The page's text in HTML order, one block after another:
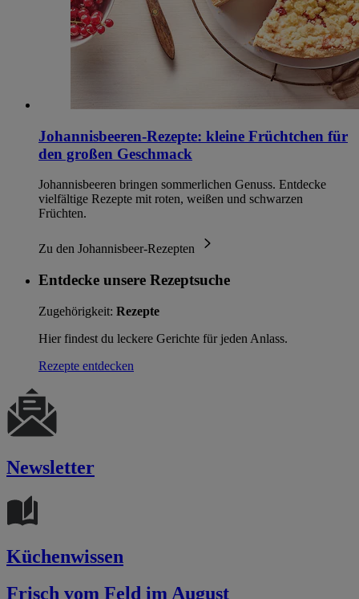
Johannisbeeren-Rezepte: kleine Früchtchen für
den großen Geschmack
Johannisbeeren bringen sommerlichen Genuss. Entdecke
vielfältige Rezepte mit roten, weißen und schwarzen
Früchten.
Zu den Johannisbeer-Rezepten
Entdecke unsere Rezeptsuche
Zugehörigkeit: Rezepte
Hier findest du leckere Gerichte für jeden Anlass.
Rezepte entdecken
Newsletter
Küchenwissen
Frisch vom Feld im August